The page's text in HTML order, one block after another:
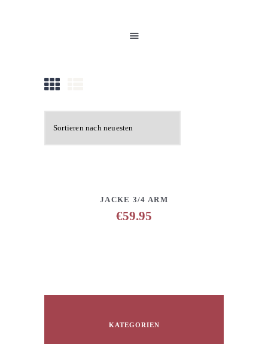
ÜBER UNS
KONTAKT
DETAILS ANFRAGE HINZUFÜGEN
JACKE 3/4 ARM
€59.95
KATEGORIEN